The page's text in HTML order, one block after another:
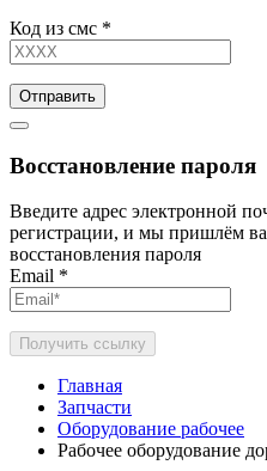
Код из смс *
Отправить
Восстановление пароля
Введите адрес электронной
регистрации, и мы пришлём
восстановления пароля
Email *
Получить ссылку
Главная
Запчасти
Оборудование рабочее
Рабочее оборудование